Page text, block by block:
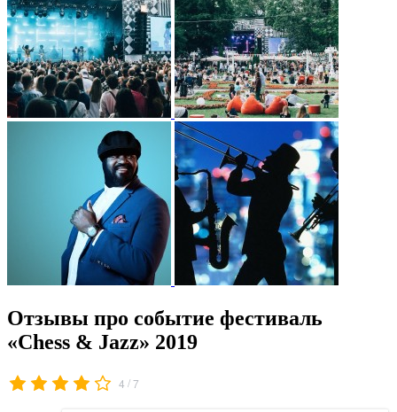
Отзывы про событие фестиваль
«Chess & Jazz» 2019
4 /7